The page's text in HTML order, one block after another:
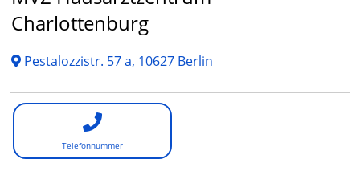
Charlottenburg
Pestalozzistr. 57 a, 10627 Berlin
Telefonnummer